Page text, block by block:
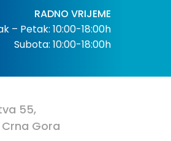
RADNO VRIJEME
– Petak: 10:00-18:00h
Subota: 10:00-18:00h
55,
Gora